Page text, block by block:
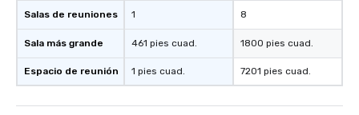
Salas de reuniones
Sala más grande
Espacio de reunión
1
461 pies cuad.
1 pies cuad.
8
1800 pies cuad.
7201 pies cuad.